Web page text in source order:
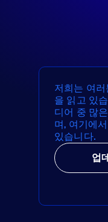
저희는 여
을 읽고 있
디어 중 많
며, 여기에
있습니다.
업